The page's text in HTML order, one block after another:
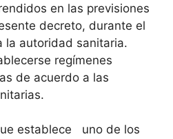
en las previsiones
decreto, durante el
la autoridad sanitaria.
regímenes
de acuerdo a las
establece uno de los